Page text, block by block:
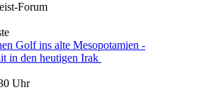
Forum
Golf ins alte Mesopotamien -
in den heutigen Irak
Uhr